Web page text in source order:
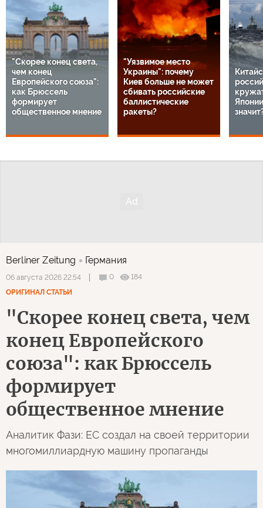
"Скорее конец света,
чем конец
Европейского союза":
как Брюссель
формирует
общественное мнение
"Уязвимое место
Украины": почему
Киев больше не может
сбивать российские
баллистические
ракеты?
Berliner Zeitung Германия
06 августа 2026 22:54 0
184
ОРИГИНАЛ СТАТЬИ
"Скорее конец света, чем
конец Европейского
союза": как Брюссель
формирует
общественное мнение
Аналитик Фази: ЕС создал на своей территории
многомиллиардную машину пропаганды